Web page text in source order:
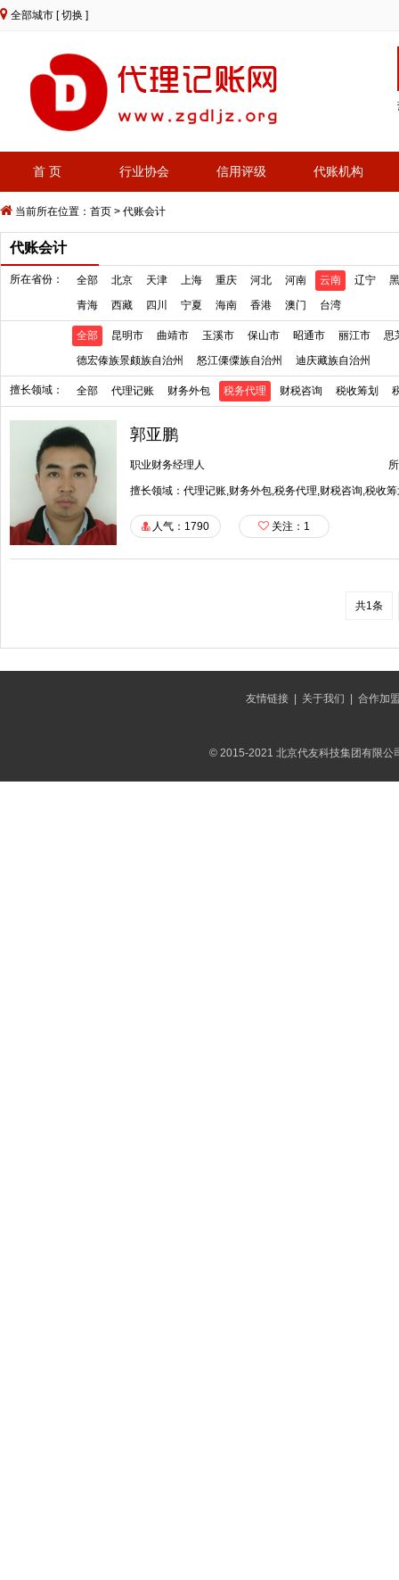
全部城市 [ 切换 ]
首 页 行业协会 信用评级 代账机构
当前所在位置： 首页 > 代账会计
代账会计
所在省份： 全部 北京 天津 上海 重庆 河北 河南 云南 辽宁
青海
西藏 四川 宁夏 海南 香港 澳门 台湾
全部 昆明市 曲靖市 玉溪市 保山市 昭通市 丽江市
思
德宏傣族景颇族自治州
怒江傈僳族自治州 迪庆藏族自治州
擅长领域： 全部 代理记账 财务外包 税务代理 财税咨询 税收筹划
郭亚鹏
职业财务经理人
擅长领域：代理记账,财务外包,税务代理,财税咨询,税收
人气：1790 关注： 1
共1条
友情链接| 关于我们 合作加
© 2015-2021 北京代友科技集团有限